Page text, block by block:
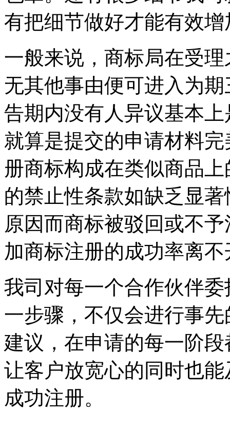
有把细节做好才能有效
一般来说，商标局在受
无其他事由便可进入为
告期内没有人异议基本
就算是提交的申请材料
册商标构成在类似商品
的禁止性条款如缺乏显
原因而商标被驳回或不
加商标注册的成功率离
我司对每一个合作伙伴
一步骤，不仅会进行事
建议，在申请的每一阶
让客户放宽心的同时也
成功注册。